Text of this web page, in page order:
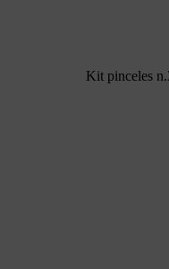
Kit pinceles